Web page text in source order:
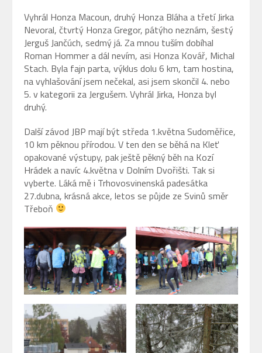
Vyhrál Honza Macoun, druhý Honza Bláha a třetí Jirka
Nevoral, čtvrtý Honza Gregor, pátýho neznám, šestý
Jerguš Jančúch, sedmý já. Za mnou tuším dobíhal
Roman Hommer a dál nevím, asi Honza Kovář, Michal
Stach. Byla fajn parta, výklus dolu 6 km, tam hostina,
na vyhlašování jsem nečekal, asi jsem skončil 4. nebo
5. v kategorii za Jergušem. Vyhrál Jirka, Honza byl
druhý.
Další závod JBP mají být středa 1.května Sudoměřice,
10 km pěknou přírodou. V ten den se běhá na Kleť
opakované výstupy, pak ještě pěkný běh na Kozí
Hrádek a navíc 4.května v Dolním Dvořišti. Tak si
vyberte. Láká mě i Trhovosvinenská padesátka
27.dubna, krásná akce, letos se půjde ze Svinů směr
Třeboň